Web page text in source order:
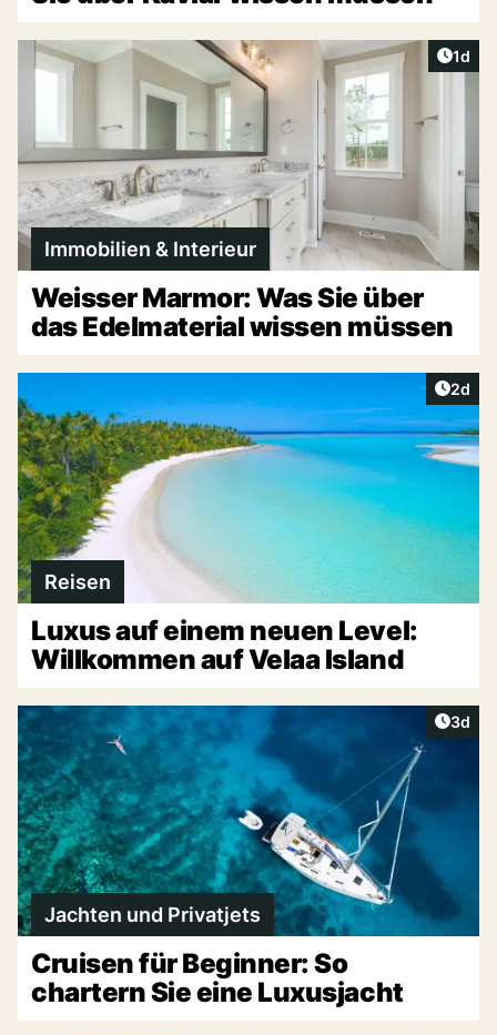
1d
Immobilien & Interieur
Weisser Marmor: Was Sie über
das Edelmaterial wissen müssen
2d
Reisen
Luxus auf einem neuen Level:
Willkommen auf Velaa Island
3d
Jachten und Privatjets
Cruisen für Beginner: So
chartern Sie eine Luxusjacht